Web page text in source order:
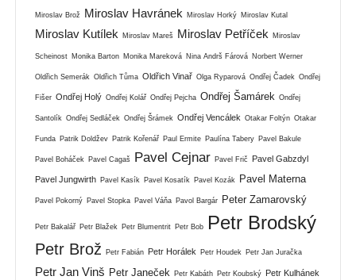
Miroslav Brož Miroslav Havránek Miroslav Horký Miroslav Kutal
Miroslav Kutílek Miroslav Mareš Miroslav Petříček Miroslav
Scheinost Monika Barton Monika Mareková Nina Andrš Fárová Norbert Werner
Oldřich Semerák Oldřich Tůma Oldřich Vinař Olga Ryparová Ondřej Čadek Ondřej
Fišer Ondřej Holý Ondřej Kolář Ondřej Pejcha Ondřej Šamárek Ondřej
Santolík Ondřej Sedláček Ondřej Šrámek Ondřej Vencálek Otakar Foltýn Otakar
Funda Patrik Doldžev Patrik Kořenář Paul Ermite Paulína Tabery Pavel Bakule
Pavel Boháček Pavel Cagaš Pavel Cejnar Pavel Frič Pavel Gabzdyl
Pavel Jungwirth Pavel Kasík Pavel Kosatík Pavel Kozák Pavel Materna
Pavel Pokorný Pavel Stopka Pavel Váňa Pavol Bargár Peter Zamarovský
Petr Bakalář Petr Blažek Petr Blumentrit Petr Bob Petr Brodský
Petr Brož Petr Fabián Petr Horálek Petr Houdek Petr Jan Juračka
Petr Jan Vinš Petr Janeček Petr Kabáth Petr Koubský Petr Kulhánek